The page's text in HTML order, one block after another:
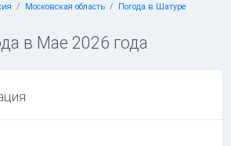
Московская область
Погода в Шатуре
в Мае 2026 года